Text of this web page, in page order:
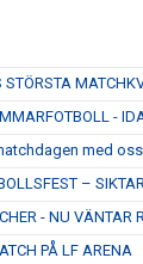
-
med
–
- NU VÄNTAR
PÅ LF ARENA